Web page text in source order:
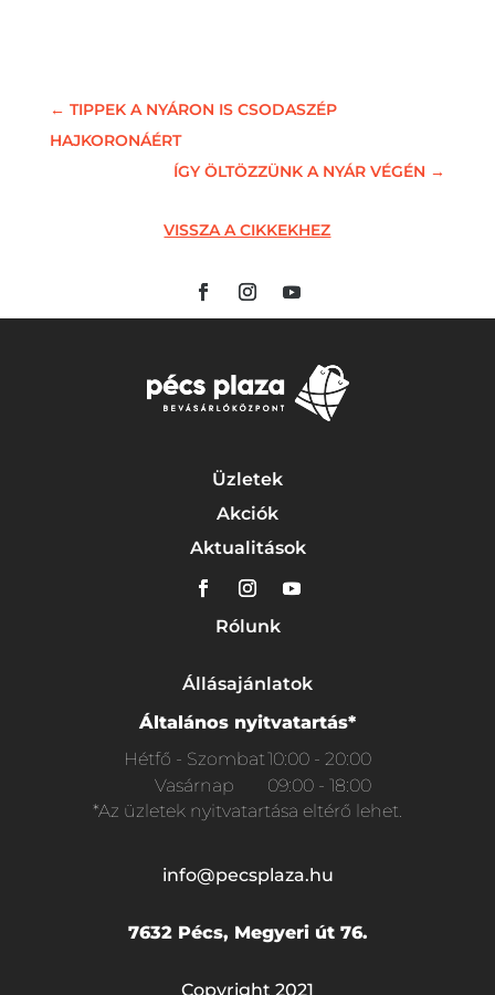
← TIPPEK A NYÁRON IS CSODASZÉP
HAJKORONÁÉRT
ÍGY ÖLTÖZZÜNK A NYÁR VÉGÉN →
VISSZA A CIKKEKHEZ
Üzletek
Akciók
Aktualitások
Rólunk
Állásajánlatok
Általános nyitvatartás*
Hétfő - Szombat10:00 - 20:00
Vasárnap
09:00 - 18:00
*Az üzletek nyitvatartása eltérő lehet.
info@pecsplaza.hu
7632 Pécs, Megyeri út 76.
Copyright 2021